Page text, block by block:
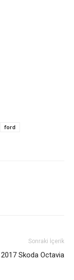
ford
Sonraki İçerik
Skoda Octavia